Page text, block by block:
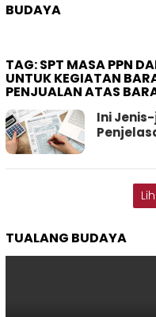
BUDAYA
TAG:SPT MASA PPN
UNTUK KEGIATAN
PENJUALAN ATAS
Ini
TUALANG BUDAYA